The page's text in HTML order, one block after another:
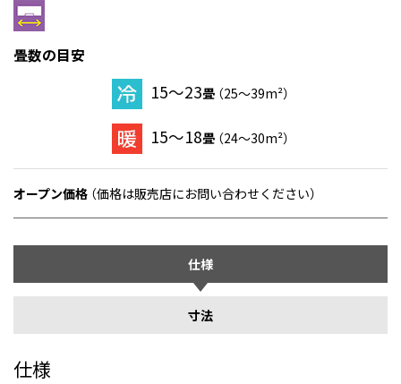
畳数の目安
15～23畳 （25～39m²）
15～18畳 （24～30m²）
オープン価格 （価格は販売店にお問い合わせください）
仕様
寸法
仕様